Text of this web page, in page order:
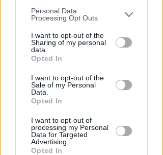
You may separately opt-out of the further
disclosure of your personal information
by third parties on the IAB’s list of
downstream participants.
by us to third parties on the IAB’s List of
Downstream Participants that may
further disclose it to other third parties.
Personal Data
Processing Opt Outs
I want to opt-out of the
Sharing of my personal
data.
Opted In
I want to opt-out of the
Sale of my Personal
Data.
Opted In
I want to opt-out of
processing my Personal
Data for Targeted
Advertising.
Opted In
NEL CORSO DI DUE SERATE
Metromare, controlli serrati
sulle corse: oltre 90 sanzioni
Redazione